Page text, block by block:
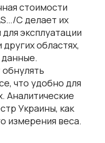
стоимости
C делает их
эксплуатации
областях,
что удобно для
Аналитические
Украины, как
измерения веса.